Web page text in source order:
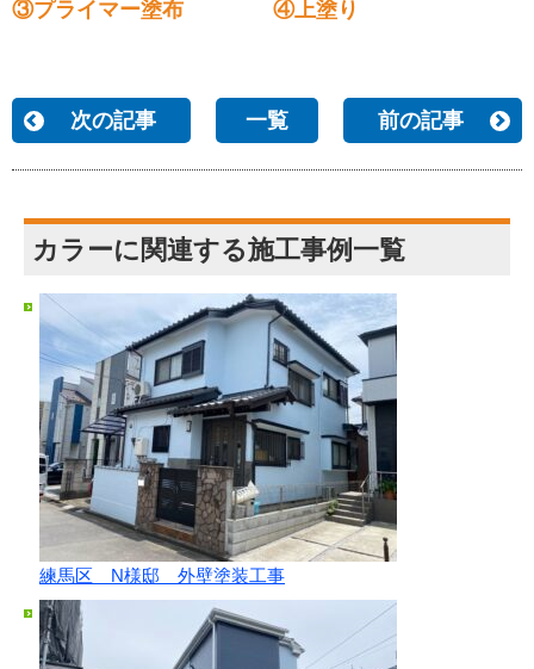
③プライマー塗布 ④上塗り
次の記事 一覧 前の記事
カラーに関連する施工事例一覧
練馬区 N様邸 外壁塗装工事